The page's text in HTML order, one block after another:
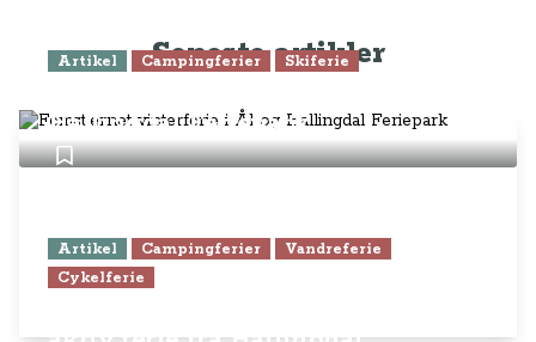
Seneste artikler
Artikel Campingferier Skiferie
Hallingdal Feriepark
Artikel Campingferier
Vandreferie
Cykelferie